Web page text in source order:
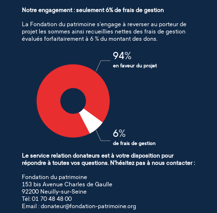
Notre engagement : seulement 6% de frais de gestion
La Fondation du patrimoine s’engage à reverser au porteur de
projet les sommes ainsi recueillies nettes des frais de gestion
évalués forfaitairement à 6 % du montant des dons.
94%
en faveur du projet
6%
de frais de gestion
Le service relation donateurs est à votre disposition pour
répondre à toutes vos questions. N'hésitez pas à nous contacter :
Fondation du patrimoine
153 bis Avenue Charles de Gaulle
92200 Neuilly-sur-Seine
Tél: 01 70 48 48 00
Email : donateur@fondation-patrimoine.org